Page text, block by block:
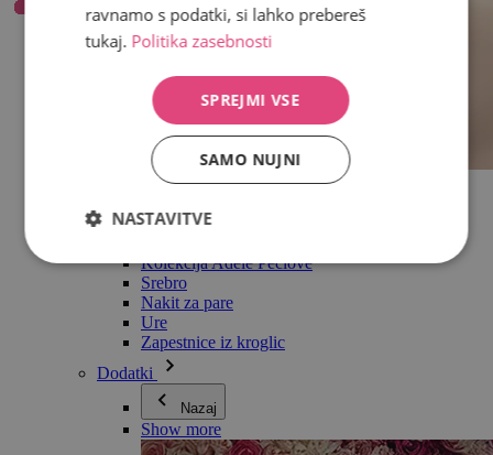
Vse v kategoriji Nakit
Zapestnice
Kolekcija Adéle Pečlové
Srebro
Nakit za pare
Ure
Zapestnice iz kroglic
Dodatki
Nazaj
Show more
ravnamo s podatki, si lahko prebereš
tukaj. Politika zasebnosti
SPREJMI VSE
SAMO NUJNI
NASTAVITVE